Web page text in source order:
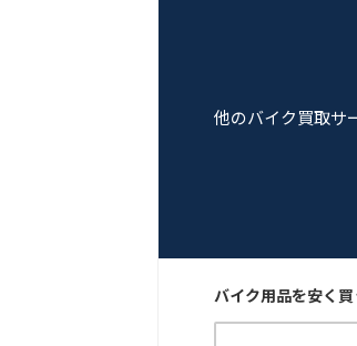
他のバイク買取サ
バイク用品を安く買